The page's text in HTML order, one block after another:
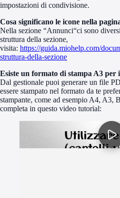
impostazioni di condivisione.
Cosa significano le icone nella
Nella sezione “Annunci“ci sono
struttura della sezione,
visita: https://guida.miohelp.com/
struttura-della-sezione
Esiste un formato di stampa A3 per
Dal gestionale puoi generare un file
essere stampato nel formato da te
stampante, come ad esempio A4, A3,
completa in questo video tutorial: